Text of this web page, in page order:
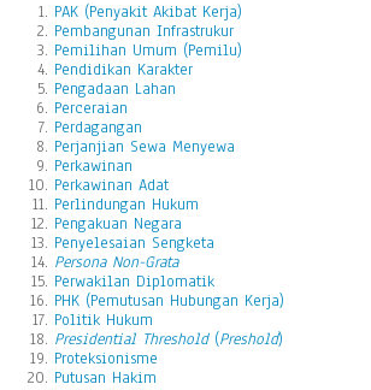
PAK (Penyakit Akibat Kerja)
Pembangunan Infrastrukur
Pemilihan Umum (Pemilu)
Pendidikan Karakter
Pengadaan Lahan
Perceraian
Perdagangan
Perjanjian Sewa Menyewa
Perkawinan
Perkawinan Adat
Perlindungan Hukum
Pengakuan Negara
Penyelesaian Sengketa
Persona Non-Grata
Perwakilan Diplomatik
PHK (Pemutusan Hubungan Kerja)
Politik Hukum
Presidential Threshold(Preshold)
Proteksionisme
Putusan Hakim